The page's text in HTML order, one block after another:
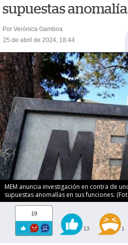
supuestas
Por Verónica Gamboa
25 de abril de 2024, 18:44
MEM anuncia investigación en contra de
supuestas anomalías en sus funciones.
19
13 1